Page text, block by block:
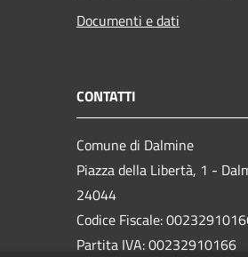
Documenti e dati
CONTATTI
Comune di Dalmine
Piazza della Libertà, 1 -
24044
Codice Fiscale:
Partita IVA: 00232910166